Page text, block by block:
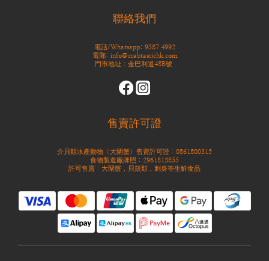
聯絡我們
電話/Whatsapp: 9587 4992
電郵: info@crabtastichk.com
門市地址：金巴利道48B號
售賣許可證
介貝類水產動物（大閘蟹）售賣許可證：0861800315
食物製造廠牌照：2961813855
許可售賣：大閘蟹，貝殼類，刺身等生鮮食品